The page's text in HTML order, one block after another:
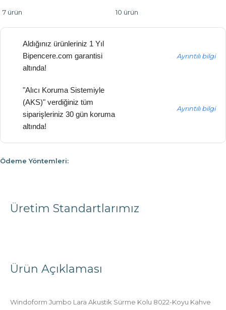
7 ürün 10 ürün
Aldığınız ürünleriniz 1 Yıl
Bipencere.com garantisi
altında!
Ayrıntılı bilgi
"Alıcı Koruma Sistemiyle
(AKS)" verdiğiniz tüm
siparişleriniz 30 gün koruma
altında!
Ayrıntılı bilgi
Ödeme Yöntemleri:
Ürün Açıklaması
Windoform Jumbo Lara Akustik Sürme Kolu 8022-Koyu Kahve
Üretim Standartlarımız